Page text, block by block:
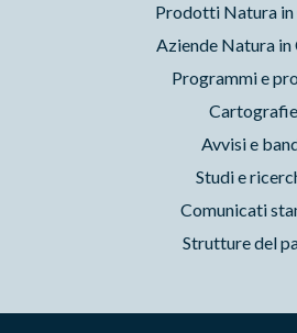
Prodotti Natura in
Aziende Natura in
Programmi e
Cartografie
Avvisi e
Studi e
Comunicati
Strutture del